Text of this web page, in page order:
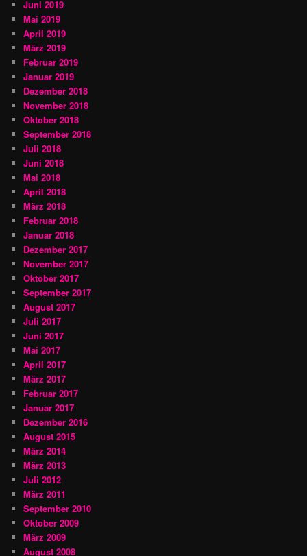
Juni 2019
Mai 2019
April 2019
März 2019
Februar 2019
Januar 2019
Dezember 2018
November 2018
Oktober 2018
September 2018
Juli 2018
Juni 2018
Mai 2018
April 2018
März 2018
Februar 2018
Januar 2018
Dezember 2017
November 2017
Oktober 2017
September 2017
August 2017
Juli 2017
Juni 2017
Mai 2017
April 2017
März 2017
Februar 2017
Januar 2017
Dezember 2016
August 2015
März 2014
März 2013
Juli 2012
März 2011
September 2010
Oktober 2009
März 2009
August 2008